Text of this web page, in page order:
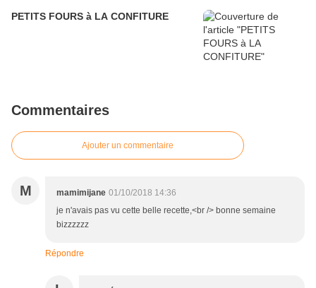
PETITS FOURS à LA CONFITURE
Commentaires
Ajouter un commentaire
M mamimijane 01/10/2018 14:36
je n'avais pas vu cette belle recette,<br /> bonne semaine
bizzzzzz
Répondre